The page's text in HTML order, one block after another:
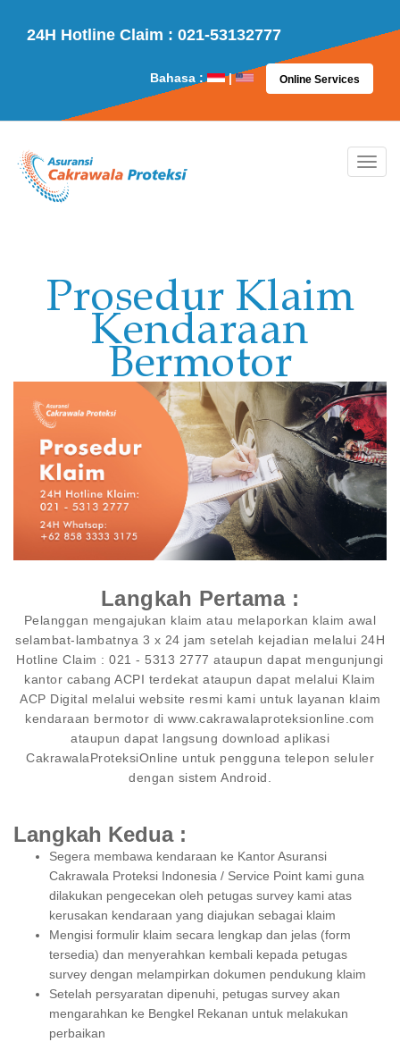
24H Hotline Claim : 021-53132777
Bahasa : | Online Services
Prosedur Klaim
Kendaraan
Bermotor
Langkah Pertama :
Pelanggan mengajukan klaim atau melaporkan klaim awal
selambat-lambatnya 3 x 24 jam setelah kejadian melalui 24H
Hotline Claim : 021 - 5313 2777 ataupun dapat mengunjungi
kantor cabang ACPI terdekat ataupun dapat melalui Klaim
ACP Digital melalui website resmi kami untuk layanan klaim
kendaraan bermotor di www.cakrawalaproteksionline.com
ataupun dapat langsung download aplikasi
CakrawalaProteksiOnline untuk pengguna telepon seluler
dengan sistem Android.
Langkah Kedua :
Segera membawa kendaraan ke Kantor Asuransi
Cakrawala Proteksi Indonesia / Service Point kami guna
dilakukan pengecekan oleh petugas survey kami atas
kerusakan kendaraan yang diajukan sebagai klaim
Mengisi formulir klaim secara lengkap dan jelas (form
tersedia) dan menyerahkan kembali kepada petugas
survey dengan melampirkan dokumen pendukung klaim
Setelah persyaratan dipenuhi, petugas survey akan
mengarahkan ke Bengkel Rekanan untuk melakukan
perbaikan